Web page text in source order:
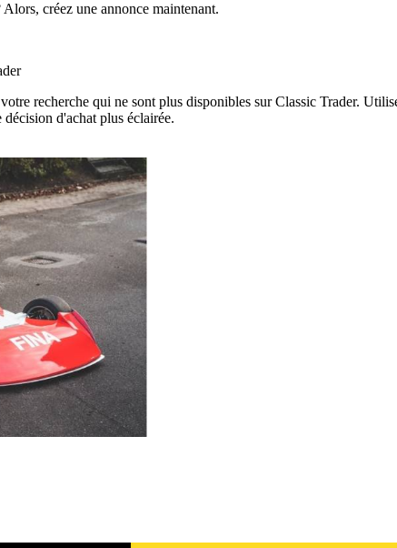
créez une annonce maintenant.
recherche qui ne sont plus disponibles sur Classic Trader.
d'achat plus éclairée.